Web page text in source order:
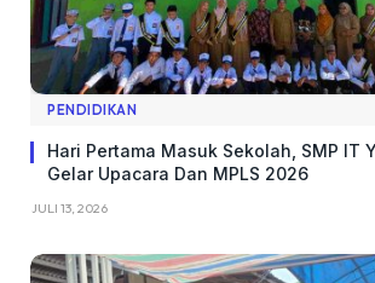
PENDIDIKAN
Hari Pertama Masuk Sekolah, SMP IT
Gelar Upacara Dan MPLS 2026
JULI 13, 2026